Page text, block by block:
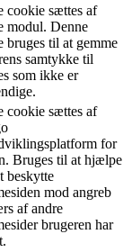
cookie sættes af
modul. Denne
bruges til at gemme
samtykke til
som ikke er
cookie sættes af
for
Bruges til at hjælpe
beskytte
mod angreb
af andre
brugeren har